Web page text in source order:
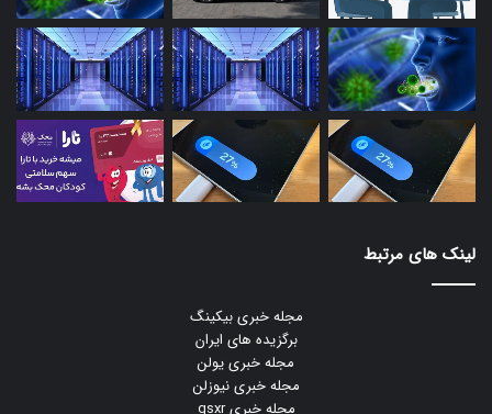
لینک های مرتبط
مجله خبری بیکینگ
برگزیده های ایران
مجله خبری یولن
مجله خبری نیوزلن
مجله خبری gsxr